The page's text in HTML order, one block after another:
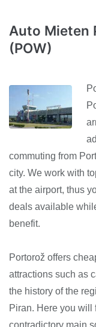
Auto Mieten
(POW)
commuting from
city. We work with
at the airport, thus
deals available
benefit.
Portorož offers
attractions such as
the history of the
Piran. Here you will
contradictory main